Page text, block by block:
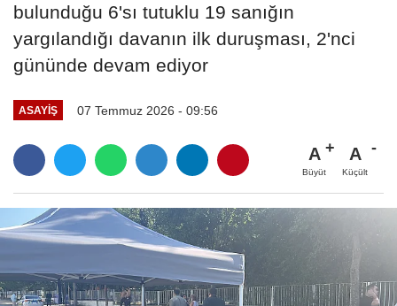
bulunduğu 6'sı tutuklu 19 sanığın
yargılandığı davanın ilk duruşması, 2'nci
gününde devam ediyor
ASAYIŞ 07 Temmuz 2026 - 09:56
A
Büyüt
A
Küçült